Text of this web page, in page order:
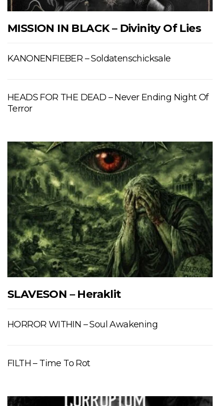
MISSION IN BLACK – Divinity Of Lies
KANONENFIEBER – Soldatenschicksale
HEADS FOR THE DEAD – Never Ending Night Of
Terror
SLAVESON – Heraklit
HORROR WITHIN – Soul Awakening
FILTH – Time To Rot